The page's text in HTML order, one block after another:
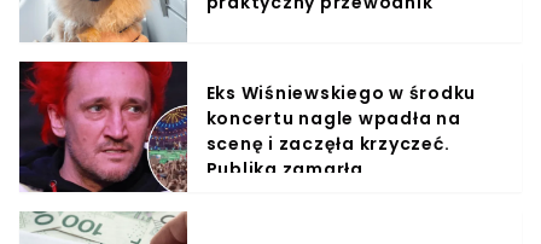
Eks Wiśniewskiego w środku
koncertu nagle wpadła na
scenę i zaczęła krzyczeć.
Publika zamarła